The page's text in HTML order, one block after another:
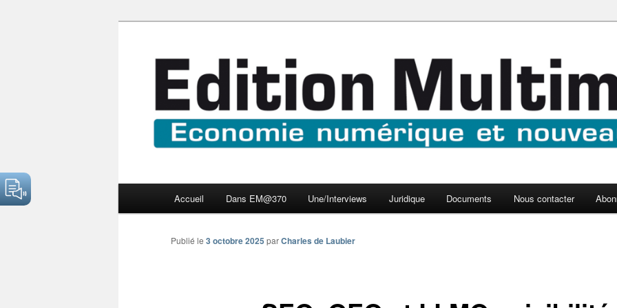
Edition Multimédi@
Accueil Dans EM@370 Une/Interviews Juridique Documents Nous contacter
Publié le 3 octobre 2025 parCharles de Laubier